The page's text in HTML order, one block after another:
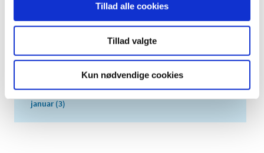
Tillad alle cookies
Tillad valgte
Kun nødvendige cookies
juni (4)
april (4)
februar (2)
januar (3)